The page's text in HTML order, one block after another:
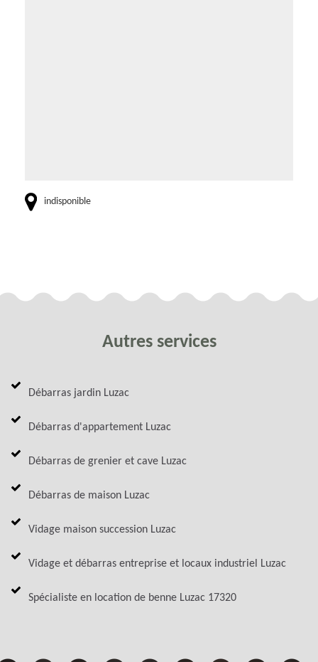
indisponible
Autres services
Débarras jardin Luzac
Débarras d'appartement Luzac
Débarras de grenier et cave Luzac
Débarras de maison Luzac
Vidage maison succession Luzac
Vidage et débarras entreprise et locaux industriel Luzac
Spécialiste en location de benne Luzac 17320